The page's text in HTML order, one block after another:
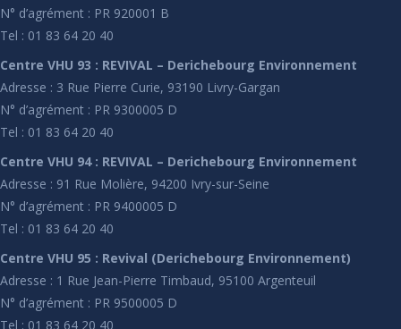
N° d’agrément : PR 920001 B
Tel : 01 83 64 20 40
Centre VHU 93 : REVIVAL – Derichebourg Environnement
Adresse : 3 Rue Pierre Curie, 93190 Livry-Gargan
N° d’agrément : PR 9300005 D
Tel : 01 83 64 20 40
Centre VHU 94 : REVIVAL – Derichebourg Environnement
Adresse : 91 Rue Molière, 94200 Ivry-sur-Seine
N° d’agrément : PR 9400005 D
Tel : 01 83 64 20 40
Centre VHU 95 : Revival (Derichebourg Environnement)
Adresse : 1 Rue Jean-Pierre Timbaud, 95100 Argenteuil
N° d’agrément : PR 9500005 D
Tel : 01 83 64 20 40